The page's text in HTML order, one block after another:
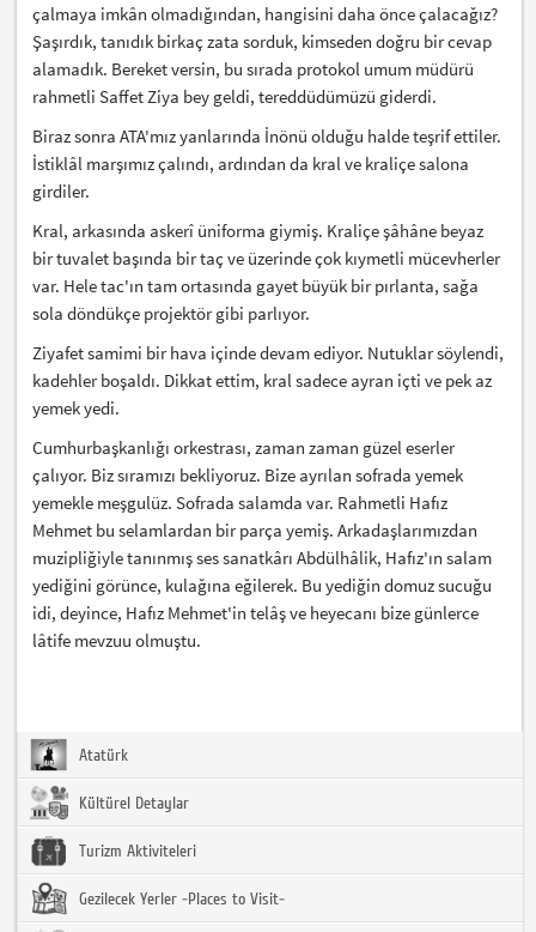
çalmaya imkân olmadığından, hangisini daha önce çalacağız?
Şaşırdık, tanıdık birkaç zata sorduk, kimseden doğru bir cevap
alamadık. Bereket versin, bu sırada protokol umum müdürü
rahmetli Saffet Ziya bey geldi, tereddüdümüzü giderdi.
Biraz sonra ATA'mız yanlarında İnönü olduğu halde teşrif ettiler.
İstiklâl marşımız çalındı, ardından da kral ve kraliçe salona
girdiler.
Kral, arkasında askerî üniforma giymiş. Kraliçe şâhâne beyaz
bir tuvalet başında bir taç ve üzerinde çok kıymetli mücevherler
var. Hele tac'ın tam ortasında gayet büyük bir pırlanta, sağa
sola döndükçe projektör gibi parlıyor.
Ziyafet samimi bir hava içinde devam ediyor. Nutuklar söylendi,
kadehler boşaldı. Dikkat ettim, kral sadece ayran içti ve pek az
yemek yedi.
Cumhurbaşkanlığı orkestrası, zaman zaman güzel eserler
çalıyor. Biz sıramızı bekliyoruz. Bize ayrılan sofrada yemek
yemekle meşgulüz. Sofrada salamda var. Rahmetli Hafız
Mehmet bu selamlardan bir parça yemiş. Arkadaşlarımızdan
muzipliğiyle tanınmış ses sanatkârı Abdülhâlik, Hafız'ın salam
yediğini görünce, kulağına eğilerek. Bu yediğin domuz sucuğu
idi, deyince, Hafız Mehmet'in telâş ve heyecanı bize günlerce
lâtife mevzuu olmuştu.
Atatürk
Kültürel Detaylar
Turizm Aktiviteleri
Gezilecek Yerler -Places to Visit-